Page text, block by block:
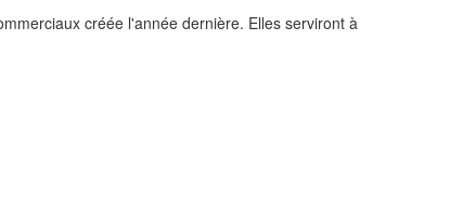
créée l'année dernière. Elles serviront à